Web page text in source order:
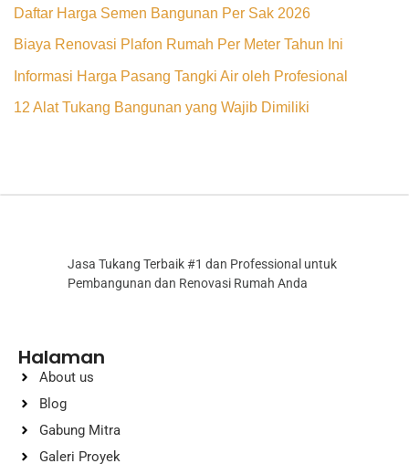
Daftar Harga Semen Bangunan Per Sak 2026
Biaya Renovasi Plafon Rumah Per Meter Tahun Ini
Informasi Harga Pasang Tangki Air oleh Profesional
12 Alat Tukang Bangunan yang Wajib Dimiliki
Jasa Tukang Terbaik #1 dan Professional untuk
Pembangunan dan Renovasi Rumah Anda
Halaman
About us
Blog
Gabung Mitra
Galeri Proyek